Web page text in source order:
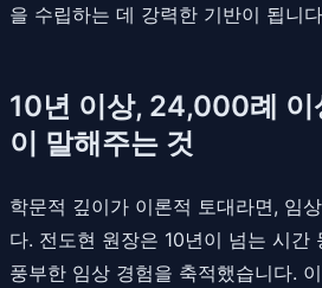
을 수립하는 데 강력한 기반이 됩니
10년 이상, 24,000례 이
이 말해주는 것
학문적 깊이가 이론적 토대라면, 임
다. 전도현 원장은 10년이 넘는 시간
풍부한 임상 경험을 축적했습니다.